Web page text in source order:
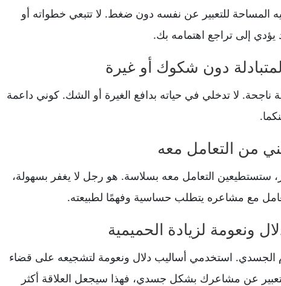
المساحة للتعبير عن نفسه دون ضغط. لا تتبعي خطواته أو
يؤدي إلى تراجع اهتمامه بك.
ناجحة. لا تدخلي في حياته بدافع الغيرة أو الشك. كوني داعمة
ستستطيعين التعامل معه بسلاسة. هو رجل لا يغفر بسهولة،
مع مشاعره يتطلب حساسية وفهمًا لطبيعته.
الجسدي. استخدمي أساليب دلال ونعومة لتشجيعه على قضاء
عن مشاعرك بشكل جسدي، فهذا سيجعل العلاقة أكثر